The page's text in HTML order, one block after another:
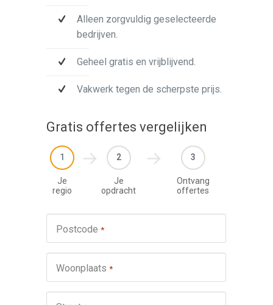
Alleen zorgvuldig geselecteerde
bedrijven.
Geheel gratis en vrijblijvend.
Vakwerk tegen de scherpste prijs.
Gratis offertes vergelijken
1
Je
regio
2
Je
opdracht
3
Ontvang
offertes
Postcode *
Woonplaats *